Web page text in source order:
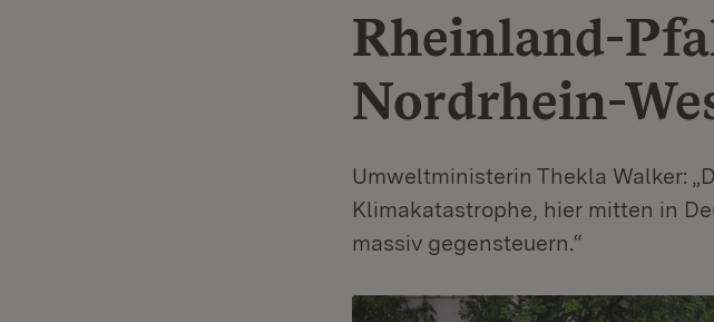
Rheinland-
Nordrhein-
Umweltministerin Thekla Walker:
Klimakatastrophe, hier mitten in
massiv gegensteuern.“